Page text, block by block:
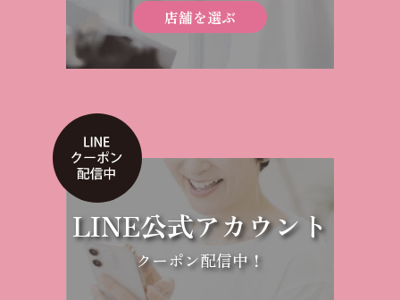
店舗を選ぶ
LINE公式アカウント
クーポン配信中！